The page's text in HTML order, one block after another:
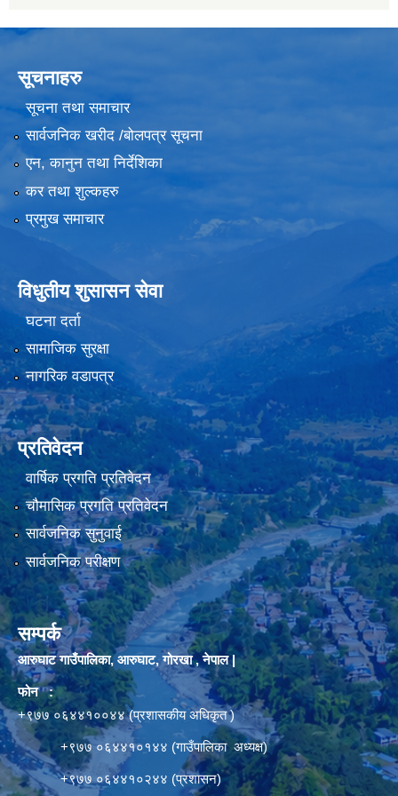
सूचनाहरु
सूचना तथा समाचार
सार्वजनिक खरीद /बोलपत्र सूचना
एन, कानुन तथा निर्देशिका
कर तथा शुल्कहरु
प्रमुख समाचार
विधुतीय शुसासन सेवा
घटना दर्ता
सामाजिक सुरक्षा
नागरिक वडापत्र
प्रतिवेदन
वार्षिक प्रगति प्रतिवेदन
चौमासिक प्रगति प्रतिवेदन
सार्वजनिक सुनुवाई
सार्वजनिक परीक्षण
सम्पर्क
आरुघाट गाउँपालिका, आरुघाट, गोरखा , नेपाल |
फोन :
+९७७ ०६४४१००४४ (प्रशासकीय अधिकृत )
+९७७ ०६४४१०१४४ (गाउँपालिका अध्यक्ष)
+९७७ ०६४४१०२४४ (प्रशासन)